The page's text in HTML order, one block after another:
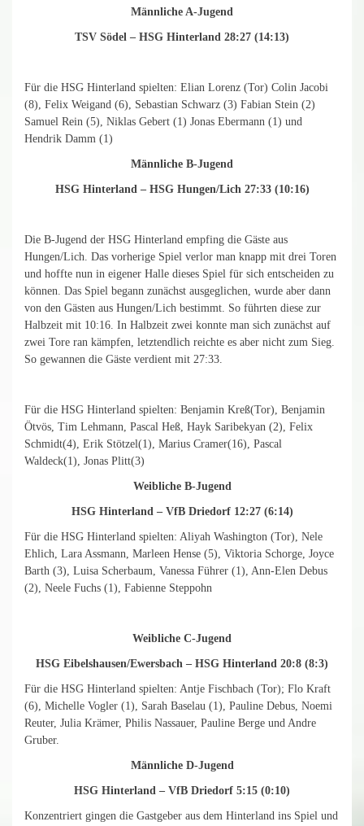
Männliche A-Jugend
TSV Södel – HSG Hinterland 28:27 (14:13)
Für die HSG Hinterland spielten: Elian Lorenz (Tor) Colin Jacobi
(8), Felix Weigand (6), Sebastian Schwarz (3) Fabian Stein (2)
Samuel Rein (5), Niklas Gebert (1) Jonas Ebermann (1) und
Hendrik Damm (1)
Männliche B-Jugend
HSG Hinterland – HSG Hungen/Lich 27:33 (10:16)
Die B-Jugend der HSG Hinterland empfing die Gäste aus
Hungen/Lich. Das vorherige Spiel verlor man knapp mit drei Toren
und hoffte nun in eigener Halle dieses Spiel für sich entscheiden zu
können. Das Spiel begann zunächst ausgeglichen, wurde aber dann
von den Gästen aus Hungen/Lich bestimmt. So führten diese zur
Halbzeit mit 10:16. In Halbzeit zwei konnte man sich zunächst auf
zwei Tore ran kämpfen, letztendlich reichte es aber nicht zum Sieg.
So gewannen die Gäste verdient mit 27:33.
Für die HSG Hinterland spielten: Benjamin Kreß(Tor), Benjamin
Ötvös, Tim Lehmann, Pascal Heß, Hayk Saribekyan (2), Felix
Schmidt(4), Erik Stötzel(1), Marius Cramer(16), Pascal
Waldeck(1), Jonas Plitt(3)
Weibliche B-Jugend
HSG Hinterland – VfB Driedorf 12:27 (6:14)
Für die HSG Hinterland spielten: Aliyah Washington (Tor), Nele
Ehlich, Lara Assmann, Marleen Hense (5), Viktoria Schorge, Joyce
Barth (3), Luisa Scherbaum, Vanessa Führer (1), Ann-Elen Debus
(2), Neele Fuchs (1), Fabienne Steppohn
Weibliche C-Jugend
HSG Eibelshausen/Ewersbach – HSG Hinterland 20:8 (8:3)
Für die HSG Hinterland spielten: Antje Fischbach (Tor); Flo Kraft
(6), Michelle Vogler (1), Sarah Baselau (1), Pauline Debus, Noemi
Reuter, Julia Krämer, Philis Nassauer, Pauline Berge und Andre
Gruber.
Männliche D-Jugend
HSG Hinterland – VfB Driedorf 5:15 (0:10)
Konzentriert gingen die Gastgeber aus dem Hinterland ins Spiel und